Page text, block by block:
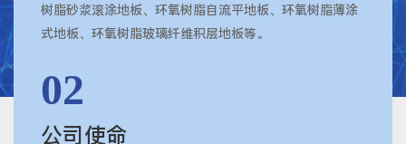
树脂砂浆滚涂地板、环氧树脂自流平地板、环氧树脂薄涂
式地板、环氧树脂玻璃纤维积层地板等。
02
公司使命